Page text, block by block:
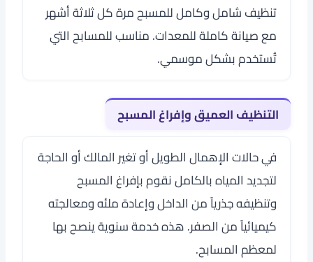
تنظيف شامل وكامل للمسبح مرة كل ثلاثة أشهر
مع صيانة كاملة للمعدات. مناسب للمسابح التي
تُستخدم بشكل موسمي.
التنظيف العميق وإفراغ المسبح
في حالات الإهمال الطويل أو تغير المالك أو الحاجة
لتجديد المياه بالكامل نقوم بإفراغ المسبح
وتنظيفه جذرياً من الداخل وإعادة ملئه ومعالجته
كيميائياً من الصفر. هذه خدمة سنوية ينصح بها
لمعظم المسابح.